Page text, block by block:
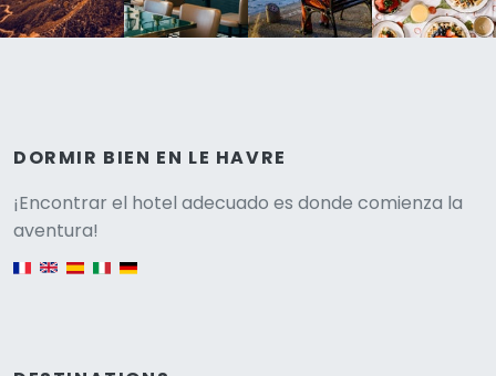
DORMIR BIEN EN LE HAVRE
¡Encontrar el hotel adecuado es donde comienza la
aventura!